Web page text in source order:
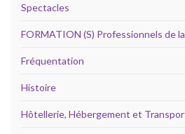
Spectacles
FORMATION (S) Professionnels de
Fréquentation
Histoire
Hôtellerie, Hébergement et